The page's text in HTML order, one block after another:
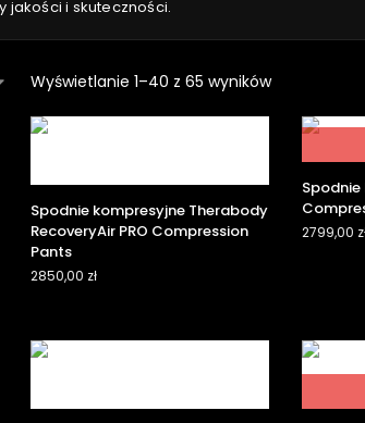
jakości i skuteczności.
Wyświetlanie 1–40 z 65 wyników
Spodnie kompresyjne Therabody
RecoveryAir PRO Compression
Pants
2850,00 zł
2799,00